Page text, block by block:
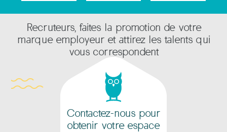
Recruteurs, faites la promotion de votre
marque employeur et attirez les talents qui
vous correspondent
Contactez-nous pour
obtenir votre espace